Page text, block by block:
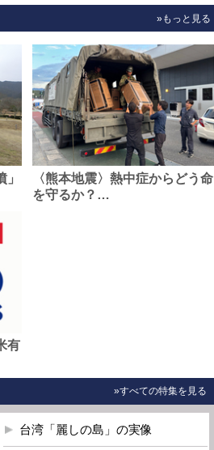
»もっと見る
〈熊本地震〉熱中症からどう命
を守るか？…
有
»すべての特集を見る
台湾「麗しの島」の実像